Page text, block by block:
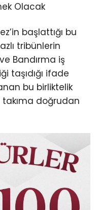
Olacak
başlattığı bu
tribünlerin
Bandırma iş
taşıdığı ifade
bu birliktelik
doğrudan